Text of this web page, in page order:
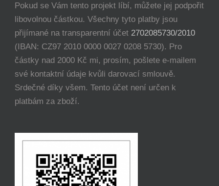
Pokud se Vám tento projekt líbí, můžete jej podpořit
libovolnou částkou. Všechny tyto platby jsou
přijímané na transparentní účet 2702085730/2010
(IBAN: CZ97 2010 0000 0027 0208 5730). Pro
částky nad 2000 Kč mi, prosím, pošlete e-mailem
své kontaktní údaje kvůli darovací smlouvě.
Srdečné díky všem. Tento účet není určen k
platbám za zboží.